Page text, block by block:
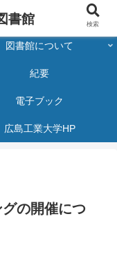
図書館について
紀要
電子ブック
広島工業大学HP
の開催につ
書館 検索